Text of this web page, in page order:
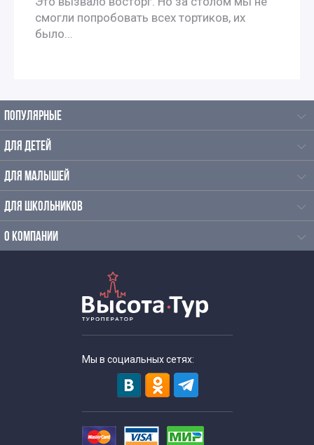
Экскурсии для школьников 7 класса в Москве
Автобусные экскурсии по Москве для школьников
Автобусные экскурсии для школьников средней школы
Экскурсии для школьников летом
Литературные экскурсии для школьников
Экскурсии для школьников в необычные музеи
Экскурсии для школьников в музеи-усадьбы
смогли попробовать всех тортиков, их
было...
ПОПУЛЯРНЫЕ
ДЛЯ ДЕТЕЙ
ДЛЯ МАЛЫШЕЙ
ДЛЯ ШКОЛЬНИКОВ
О КОМПАНИИ
Мы в социальных сетях: